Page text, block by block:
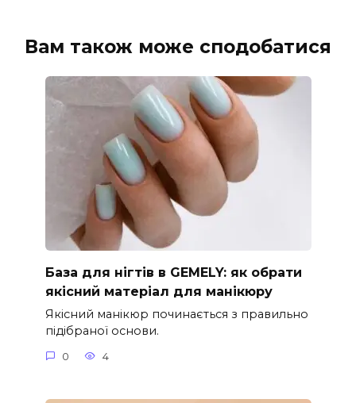
Вам також може сподобатися
База для нігтів в GEMELY: як обрати
якісний матеріал для манікюру
Якісний манікюр починається з правильно
підібраної основи.
0 4